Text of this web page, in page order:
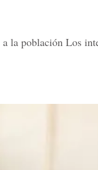
la población Los